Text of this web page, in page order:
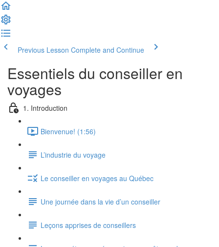
Previous Lesson Complete and Continue
Essentiels du conseiller en
voyages
1. Introduction
Bienvenue! (1:56)
L’industrie du voyage
Le conseiller en voyages au Québec
Une journée dans la vie d’un conseiller
Leçons apprises de conseillers